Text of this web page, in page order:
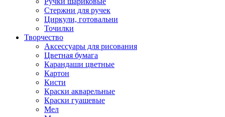
Стержни для ручек
Циркули, готовальни
Точилки
Творчество
Аксессуары для рисования
Цветная бумага
Карандаши цветные
Картон
Кисти
Краски акварельные
Краски гуашевые
Мел